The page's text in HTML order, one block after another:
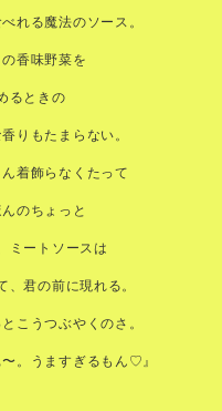
れる魔法のソース。
香味野菜を
るときの
りもたまらない。
着飾らなくたって
のちょっと
ミートソースは
君の前に現れる。
こうつぶやくのさ。
。うますぎるもん♡』